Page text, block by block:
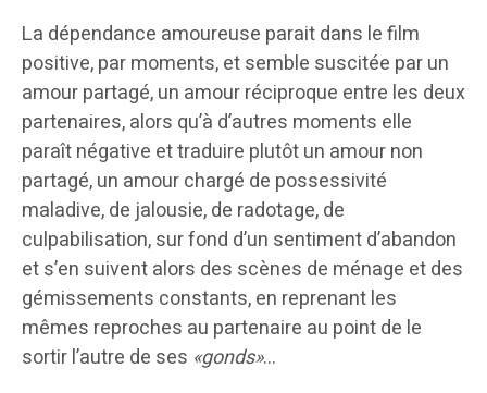
La dépendance amoureuse parait dans le film
positive, par moments, et semble suscitée par un
amour partagé, un amour réciproque entre les deux
partenaires, alors qu’à d’autres moments elle
paraît négative et traduire plutôt un amour non
partagé, un amour chargé de possessivité
maladive, de jalousie, de radotage, de
culpabilisation, sur fond d’un sentiment d’abandon
et s’en suivent alors des scènes de ménage et des
gémissements constants, en reprenant les
mêmes reproches au partenaire au point de le
sortir l’autre de ses «gonds»…